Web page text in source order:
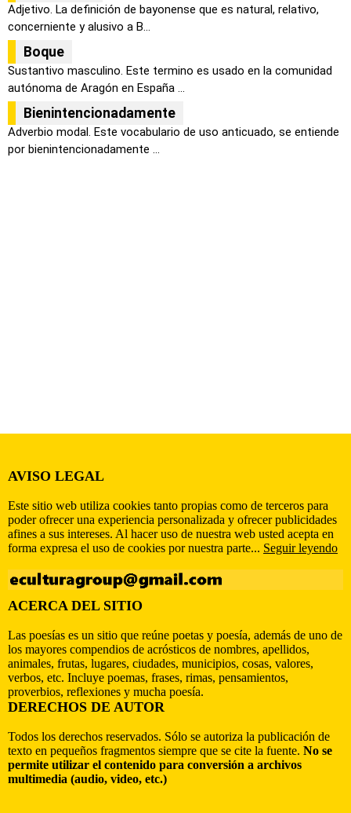
Adjetivo. La definición de bayonense que es natural, relativo,
concerniente y alusivo a B...
Boque
Sustantivo masculino. Este termino es usado en la comunidad
autónoma de Aragón en España ...
Bienintencionadamente
Adverbio modal. Este vocabulario de uso anticuado, se entiende
por bienintencionadamente ...
AVISO LEGAL
Este sitio web utiliza cookies tanto propias como de terceros para
poder ofrecer una experiencia personalizada y ofrecer publicidades
afines a sus intereses. Al hacer uso de nuestra web usted acepta en
forma expresa el uso de cookies por nuestra parte... Seguir leyendo
ACERCA DEL SITIO
Las poesías es un sitio que reúne poetas y poesía, además de uno de
los mayores compendios de acrósticos de nombres, apellidos,
animales, frutas, lugares, ciudades, municipios, cosas, valores,
verbos, etc. Incluye poemas, frases, rimas, pensamientos,
proverbios, reflexiones y mucha poesía.
DERECHOS DE AUTOR
Todos los derechos reservados. Sólo se autoriza la publicación de
texto en pequeños fragmentos siempre que se cite la fuente. No se
permite utilizar el contenido para conversión a archivos
multimedia (audio, video, etc.)